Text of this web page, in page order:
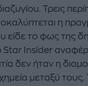
Τρεις
η
είδε το φως της
Star Insider
δεν ήταν η
μεταξύ τους.